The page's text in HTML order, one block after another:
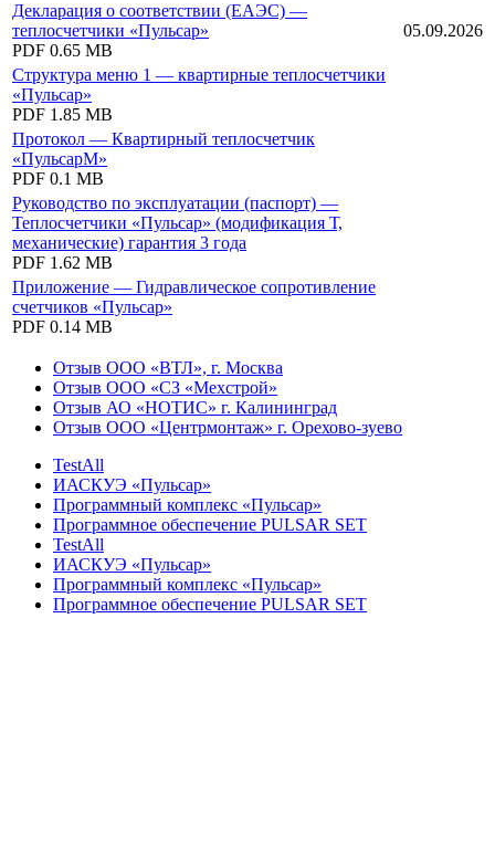
Декларация о соответствии (ЕАЭС) —
теплосчетчики «Пульсар»
PDF 0.65 MB
05.09.2026
Структура меню 1 — квартирные теплосчетчики
«Пульсар»
PDF 1.85 MB
Протокол — Квартирный теплосчетчик
«ПульсарМ»
PDF 0.1 MB
Руководство по эксплуатации (паспорт) —
Теплосчетчики «Пульсар» (модификация Т,
механические) гарантия 3 года
PDF 1.62 MB
Приложение — Гидравлическое сопротивление
счетчиков «Пульсар»
PDF 0.14 MB
Отзыв ООО «ВТЛ», г. Москва
Отзыв ООО «СЗ «Мехстрой»
Отзыв АО «НОТИС» г. Калининград
Отзыв ООО «Центрмонтаж» г. Орехово-зуево
TestAll
ИАСКУЭ «Пульсар»
Программный комплекс «Пульсар»
Программное обеспечение PULSAR SET
TestAll
ИАСКУЭ «Пульсар»
Программный комплекс «Пульсар»
Программное обеспечение PULSAR SET